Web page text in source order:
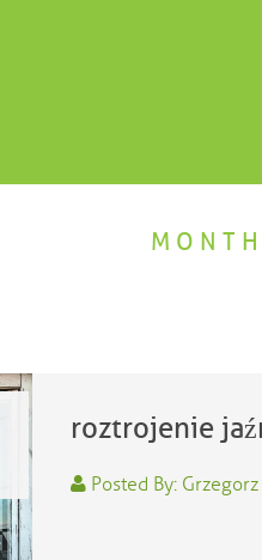
roztrojenie
Posted By: Grzegorz